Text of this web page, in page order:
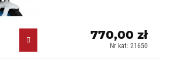
(H) (F)
770,00 zł
Nr kat: 21650